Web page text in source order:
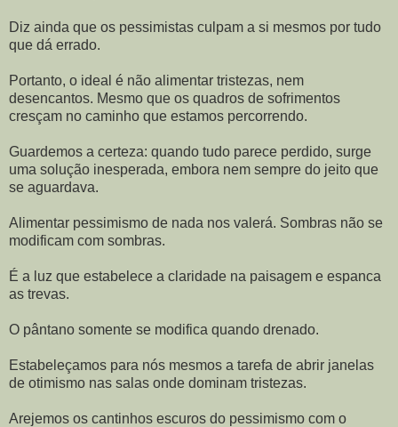
Diz ainda que os pessimistas culpam a si mesmos por tudo
que dá errado.
Portanto, o ideal é não alimentar tristezas, nem
desencantos. Mesmo que os quadros de sofrimentos
cresçam no caminho que estamos percorrendo.
Guardemos a certeza: quando tudo parece perdido, surge
uma solução inesperada, embora nem sempre do jeito que
se aguardava.
Alimentar pessimismo de nada nos valerá. Sombras não se
modificam com sombras.
É a luz que estabelece a claridade na paisagem e espanca
as trevas.
O pântano somente se modifica quando drenado.
Estabeleçamos para nós mesmos a tarefa de abrir janelas
de otimismo nas salas onde dominam tristezas.
Arejemos os cantinhos escuros do pessimismo com o